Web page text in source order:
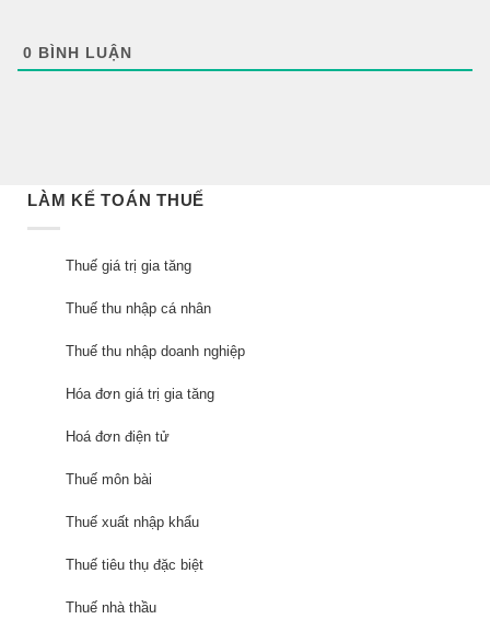
0 BÌNH LUẬN
LÀM KẾ TOÁN THUẾ
Thuế giá trị gia tăng
Thuế thu nhập cá nhân
Thuế thu nhập doanh nghiệp
Hóa đơn giá trị gia tăng
Hoá đơn điện tử
Thuế môn bài
Thuế xuất nhập khẩu
Thuế tiêu thụ đặc biệt
Thuế nhà thầu